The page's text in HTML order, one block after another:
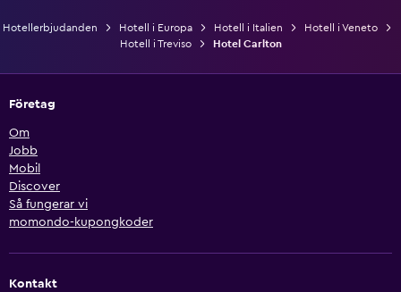
Hotellerbjudanden Hotell i Europa Hotell i Italien
Hotell i Veneto
Hotell i Treviso
Hotel Carlton
Företag
Om
Jobb
Mobil
Discover
Så fungerar vi
momondo-kupongkoder
Kontakt